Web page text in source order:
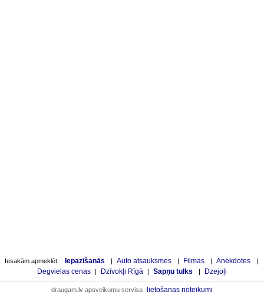
Iesakām apmeklēt: Iepazīšanās | Auto atsauksmes | Filmas | Anekdotes |
Degvielas cenas | Dzīvokļi Rīgā | Sapņu tulks | Dzejoļi
draugam.lv apsveikumu servisa lietošanas noteikumi